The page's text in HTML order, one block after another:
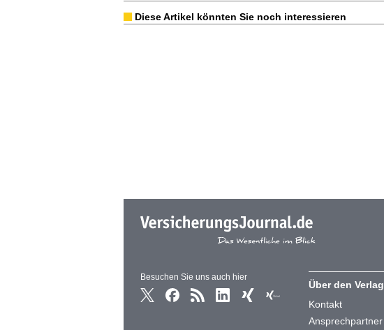
Diese Artikel könnten Sie noch interessieren
Besuchen Sie uns auch hier
Über den Verlag
Kontakt
Ansprechpartner